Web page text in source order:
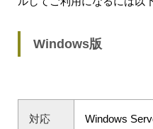
Windows版
対応
Windows